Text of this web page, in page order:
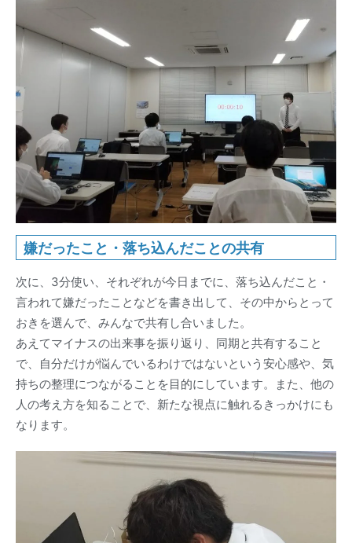
嫌だったこと・落ち込んだことの共有
次に、3分使い、それぞれが今日までに、落ち込んだこと・
言われて嫌だったことなどを書き出して、その中からとって
おきを選んで、みんなで共有し合いました。
あえてマイナスの出来事を振り返り、同期と共有すること
で、自分だけが悩んでいるわけではないという安心感や、気
持ちの整理につながることを目的にしています。また、他の
人の考え方を知ることで、新たな視点に触れるきっかけにも
なります。